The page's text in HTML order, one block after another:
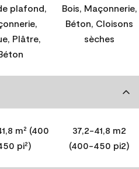
plafond,
Plâtre,
Bois, Maçonnerie,
Béton, Cloisons
sèches
m² (400
pi²)
37,2-41,8 m2
(400-450 pi2)